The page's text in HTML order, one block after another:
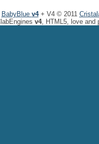
BabyBlue v4+ V4 © 2011
v4, HTML5, love and